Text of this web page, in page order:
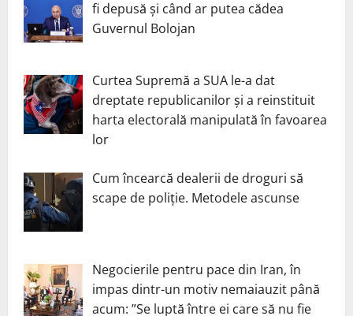
fi depusă și când ar putea cădea
Guvernul Bolojan
Curtea Supremă a SUA le-a dat
dreptate republicanilor și a reinstituit
harta electorală manipulată în favoarea
lor
Cum încearcă dealerii de droguri să
scape de poliție. Metodele ascunse
Negocierile pentru pace din Iran, în
impas dintr-un motiv nemaiauzit până
acum: ”Se luptă între ei care să nu fie